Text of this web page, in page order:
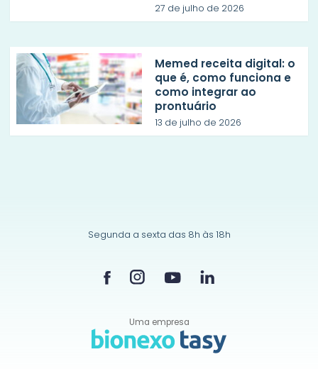
27 de julho de 2026
Memed receita digital: o
que é, como funciona e
como integrar ao
prontuário
13 de julho de 2026
Segunda a sexta das 8h às 18h
Uma empresa